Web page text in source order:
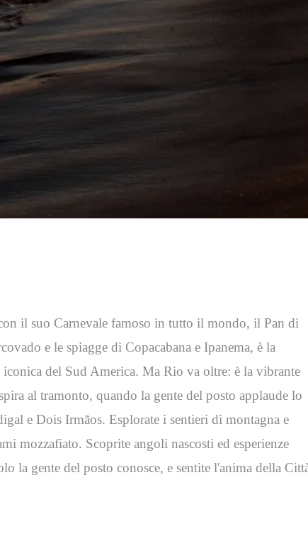
il suo Carnevale famoso in tutto il mondo, il Pan di
e le spiagge di Copacabana e Ipanema, è la
iconica del Sud America. Ma Rio va oltre: è la vibrante
al tramonto, quando la gente del posto applaude lo
e Dois Irmãos. Esplorate i sentieri di montagna e
mozzafiato. Scoprite angoli nascosti ed esperienze
la gente del posto conosce, e sentite l'anima della